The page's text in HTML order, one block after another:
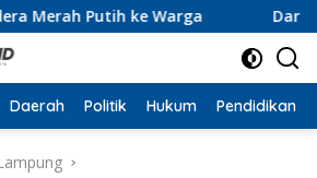
Putih ke Warga Dari
Daerah Politik Hukum Pendidikan